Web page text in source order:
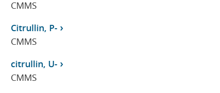
CMMS
Citrullin, P-
CMMS
citrullin, U-
CMMS